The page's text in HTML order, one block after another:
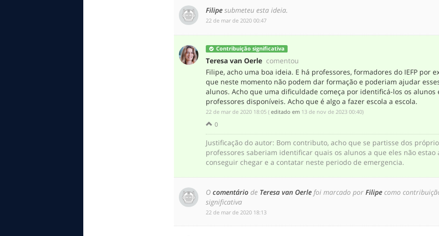
Filipe submeteu esta ideia.
‎22 de mar de 2020 00:47
Contribuição significativa
Teresa van Oerle comentou
Filipe, acho uma boa ideia. E há professores, formadores do IEFP por
que neste momento não podem dar formação e poderiam ajudar
alunos. Acho que uma dificuldade começa por identificá-los os alunos
professores disponíveis. Acho que é algo a fazer escola a escola.
‎22 de mar de 2020 18:05 (editado em ‎13 de nov de 2023 00:40)
0
Justificação do autor: Bom contributo, acho que se partisse dos
professores saberiam identificar quais os alunos a que eles não estao
conseguir chegar e a contatar neste periodo de emergencia.
Ocomentário de Teresa van Oerle foi marcado porFilipe como
significativa
‎22 de mar de 2020 18:13